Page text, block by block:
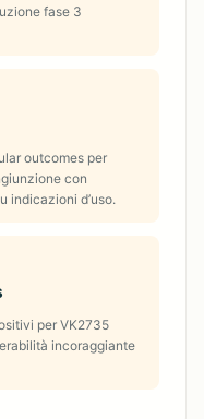
fase 3
outcomes per
con
indicazioni d’uso.
per VK2735
incoraggiante